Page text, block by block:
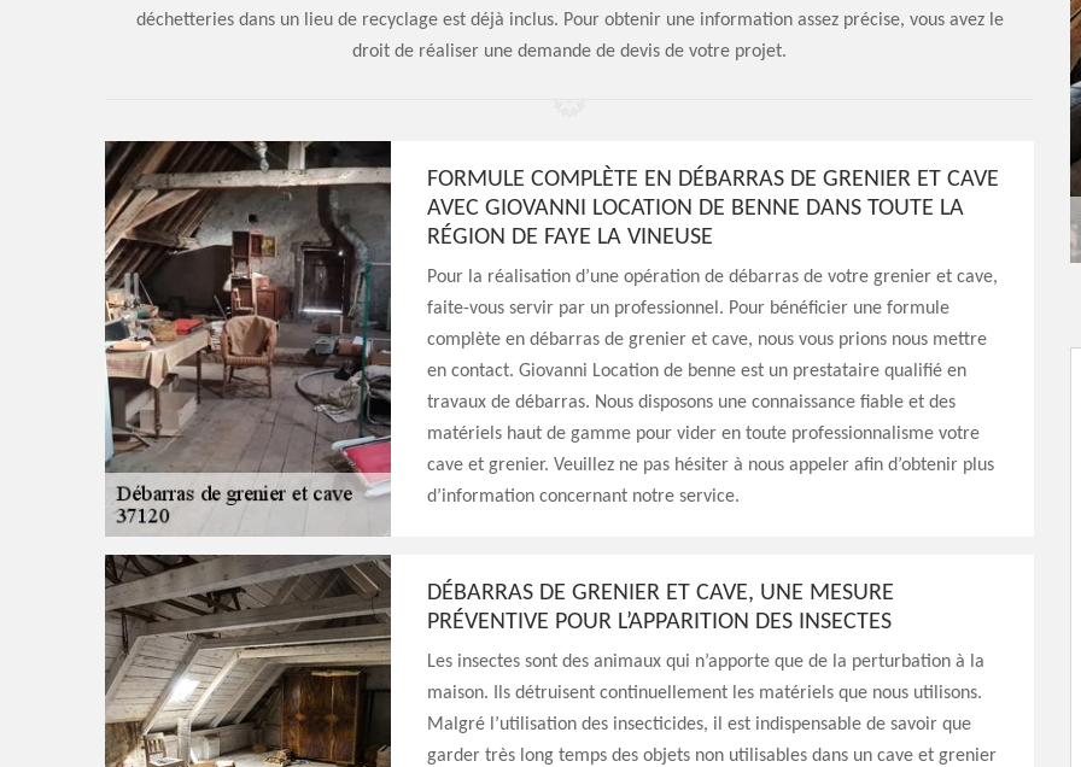
déchetteries dans un lieu de recyclage est déjà inclus. Pour obtenir une information assez précise, vous avez le
droit de réaliser une demande de devis de votre projet.
FORMULE COMPLÈTE EN DÉBARRAS DE GRENIER ET CAVE
AVEC GIOVANNI LOCATION DE BENNE DANS TOUTE LA
RÉGION DE FAYE LA VINEUSE
Pour la réalisation d’une opération de débarras de votre grenier et cave,
faite-vous servir par un professionnel. Pour bénéficier une formule
complète en débarras de grenier et cave, nous vous prions nous mettre
en contact. Giovanni Location de benne est un prestataire qualifié en
travaux de débarras. Nous disposons une connaissance fiable et des
matériels haut de gamme pour vider en toute professionnalisme votre
cave et grenier. Veuillez ne pas hésiter à nous appeler afin d’obtenir plus
d’information concernant notre service.
DÉBARRAS DE GRENIER ET CAVE, UNE MESURE
PRÉVENTIVE POUR L’APPARITION DES INSECTES
Les insectes sont des animaux qui n’apporte que de la perturbation à la
maison. Ils détruisent continuellement les matériels que nous utilisons.
Malgré l’utilisation des insecticides, il est indispensable de savoir que
garder très long temps des objets non utilisables dans un cave et grenier